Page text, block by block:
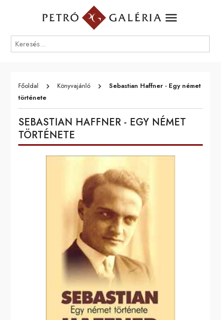
menu
Főoldal keyboard_arrow_right Könyvajánló keyboard_arrow_right
Sebastian Haffner - Egy német
története
SEBASTIAN HAFFNER - EGY NÉMET
TÖRTÉNETE